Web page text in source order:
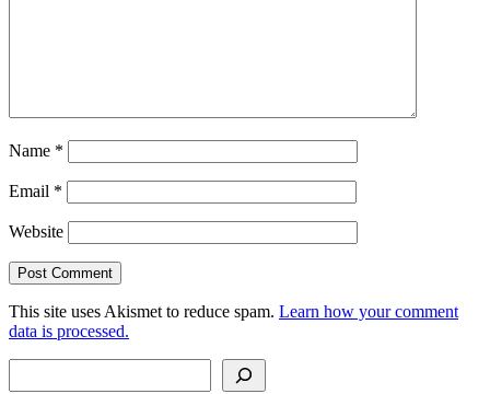
Name *
Email *
Website
This site uses Akismet to reduce spam. Learn how your comment
data is processed.